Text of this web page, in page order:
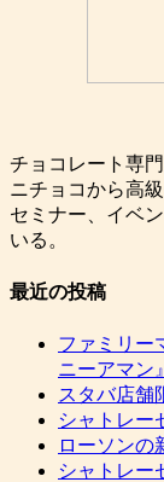
チョコレート専
ニチョコから高
セミナー、イベ
いる。
最近の投稿
ファミリー
ニーアマン』
スタバ店舗
シャトレー
ローソンの
シャトレー